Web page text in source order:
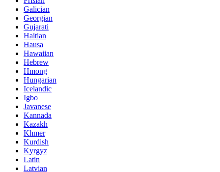
Galician
Georgian
Gujarati
Haitian
Hausa
Hawaiian
Hebrew
Hmong
Hungarian
Icelandic
Igbo
Javanese
Kannada
Kazakh
Khmer
Kurdish
Kyrgyz
Latin
Latvian